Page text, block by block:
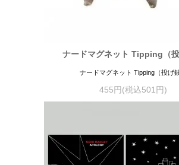
ナードマグネット Tipping（投
ナードマグネット Tipping（投げ銭
455円(税込501円)